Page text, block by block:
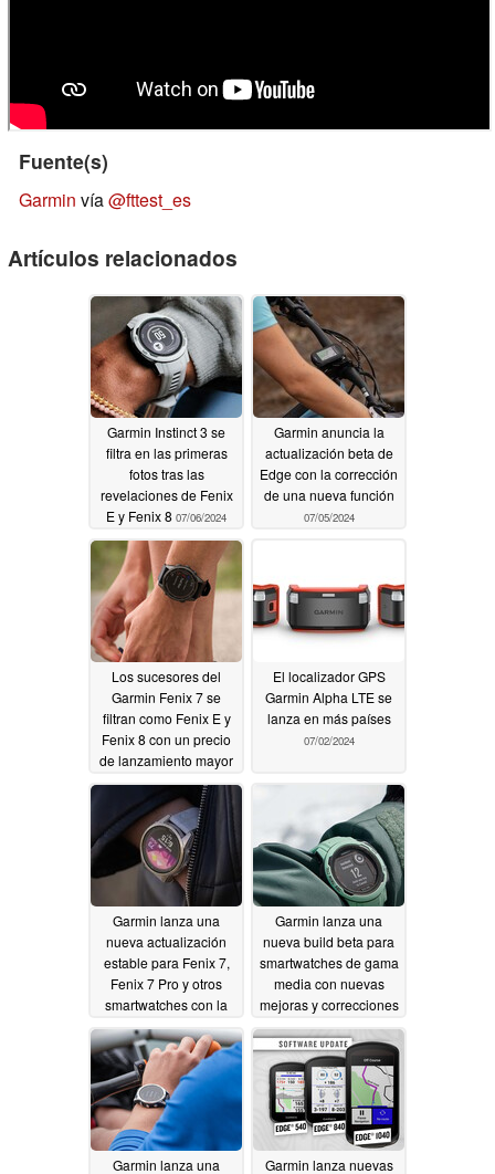
Fuente(s)
Garmin vía@fttest_es
Artículos relacionados
Garmin Instinct 3 se
filtra en las primeras
fotos tras las
revelaciones de Fenix
E y Fenix 8 07/06/2024
Garmin anuncia la
actualización beta de
Edge con la corrección
de una nueva función
07/05/2024
Los sucesores del
Garmin Fenix 7 se
filtran como Fenix E y
Fenix 8 con un precio
de lanzamiento mayor
de lo esperado
07/03/2024
El localizador GPS
Garmin Alpha LTE se
lanza en más países
07/02/2024
Garmin lanza una
nueva actualización
estable para Fenix 7,
Fenix 7 Pro y otros
smartwatches con la
corrección de los
entrenamientos diarios
sugeridos y más
mejoras07/01/2024
Garmin lanza una
nueva build beta para
smartwatches de gama
media con nuevas
mejoras y correcciones
07/01/2024
Garmin lanza una
Garmin lanza nuevas